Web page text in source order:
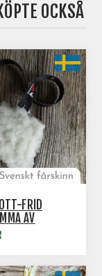
OCKSÅ
FRID
AV